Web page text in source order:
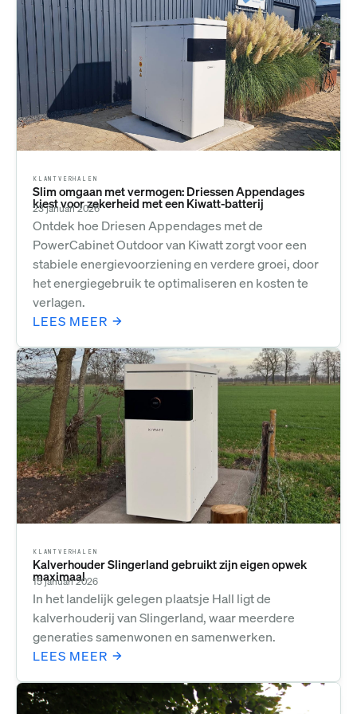
KLANTVERHALEN
Slim omgaan met vermogen: Driessen Appendages
kiest voor zekerheid met een Kiwatt-batterij
23 januari 2026
Ontdek hoe Driesen Appendages met de
PowerCabinet Outdoor van Kiwatt zorgt voor een
stabiele energievoorziening en verdere groei, door
het energiegebruik te optimaliseren en kosten te
verlagen.
LEES MEER
KLANTVERHALEN
Kalverhouder Slingerland gebruikt zijn eigen opwek
maximaal
15 januari 2026
In het landelijk gelegen plaatsje Hall ligt de
kalverhouderij van Slingerland, waar meerdere
generaties samenwonen en samenwerken.
LEES MEER